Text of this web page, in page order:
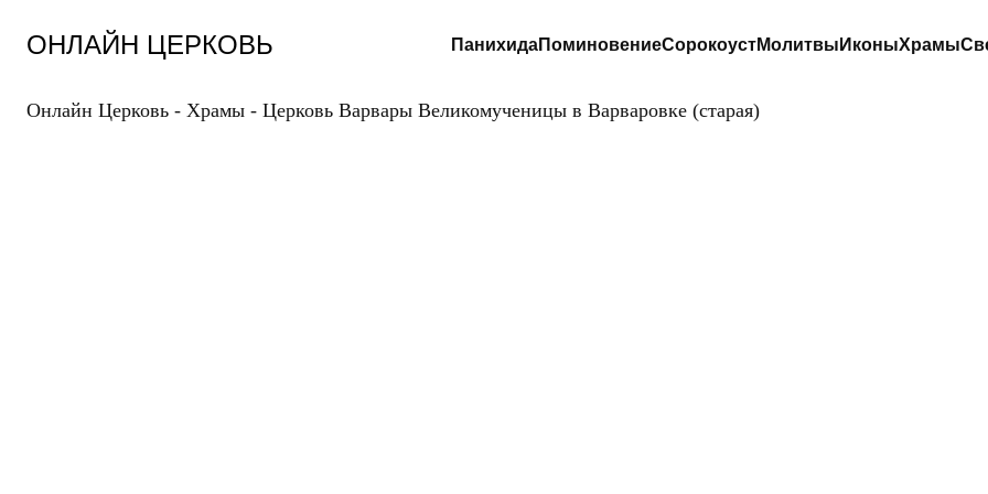
содержанию
ОНЛАЙН ЦЕРКОВЬ ПанихидаПоминовениеСорокоустМолитвы ИконыХрамы
Онлайн Церковь - Храмы - Церковь Варвары Великомученицы в Варваровке (старая)